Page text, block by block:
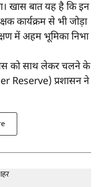
खास बात यह है कि इन
कार्यक्रम से भी जोड़ा
में अहम भूमिका निभा
को साथ लेकर चलने के
Reserve) प्रशासन ने